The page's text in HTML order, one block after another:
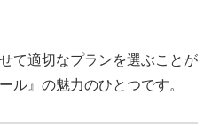
て適切なプランを選ぶことが
ル』の魅力のひとつです。